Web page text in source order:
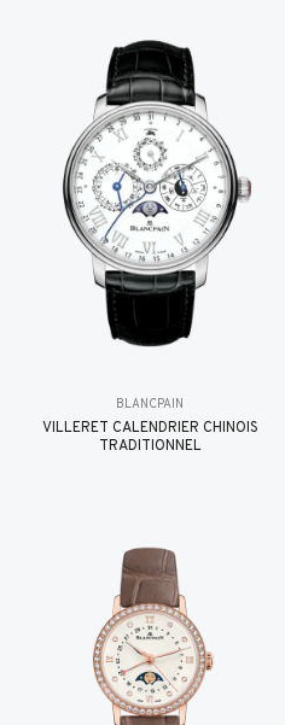
BLANCPAIN
VILLERET CALENDRIER CHINOIS
TRADITIONNEL